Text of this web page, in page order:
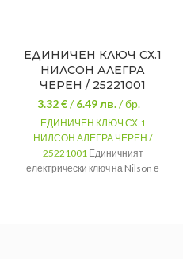
ЕДИНИЧЕН КЛЮЧ СХ.1
НИЛСОН АЛЕГРА
ЧЕРЕН / 25221001
3.32 €/6.49лв./ бр.
ЕДИНИЧЕН КЛЮЧ СХ.1
НИЛСОН АЛЕГРА ЧЕРЕН /
25221001Единичният
електрически ключ на Nilson е